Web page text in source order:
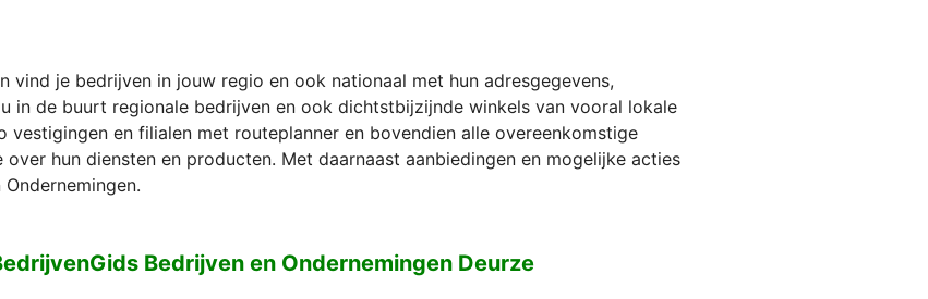
vind je bedrijven in jouw regio en ook nationaal met hun adresgegevens,
in de buurt regionale bedrijven en ook dichtstbijzijnde winkels van vooral lokale
vestigingen en filialen met routeplanner en bovendien alle overeenkomstige
hun diensten en producten. Met daarnaast aanbiedingen en mogelijke acties
Bedrijven en Ondernemingen Deurze